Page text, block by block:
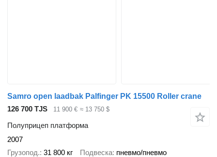
Samro open laadbak Palfinger PK 15500 Roller crane
126 700 TJS
11 900 € ≈ 13 750 $
Полуприцеп платформа
2007
Грузопод. 31 800 кг Подвеска пневмо/пневмо